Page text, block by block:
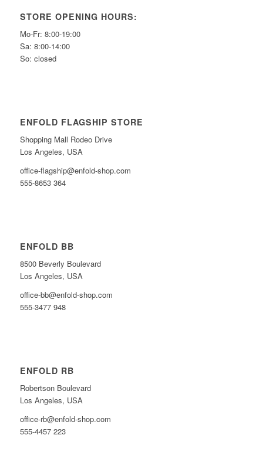
STORE OPENING HOURS:
Mo-Fr: 8:00-19:00
Sa: 8:00-14:00
So: closed
ENFOLD FLAGSHIP STORE
Shopping Mall Rodeo Drive
Los Angeles, USA
office-flagship@enfold-shop.com
555-8653 364
ENFOLD BB
8500 Beverly Boulevard
Los Angeles, USA
office-bb@enfold-shop.com
555-3477 948
ENFOLD RB
Robertson Boulevard
Los Angeles, USA
office-rb@enfold-shop.com
555-4457 223